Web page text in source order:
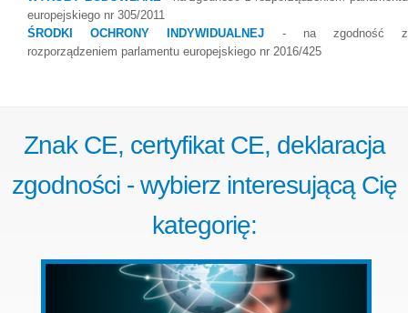
europejskiego nr 305/2011
ŚRODKI OCHRONY INDYWIDUALNEJ - na zgodność z
rozporządzeniem parlamentu europejskiego nr 2016/425
Znak CE, certyfikat CE, deklaracja
zgodności - wybierz interesującą Cię
kategorię: